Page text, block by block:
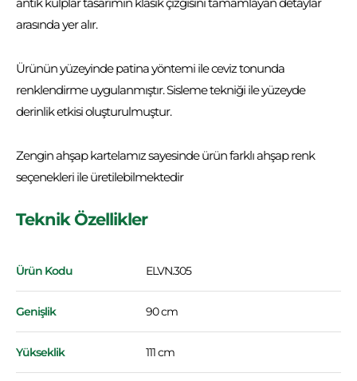
antik kulplar tasarımın klasik çizgisini tamamlayan detaylar
arasında yer alır.
Ürünün yüzeyinde patina yöntemi ile ceviz tonunda
renklendirme uygulanmıştır. Sisleme tekniği ile yüzeyde
derinlik etkisi oluşturulmuştur.
Zengin ahşap kartelamız sayesinde ürün farklı ahşap renk
seçenekleri ile üretilebilmektedir
Teknik Özellikler
Ürün Kodu ELVN.305
Genişlik 90 cm
Yükseklik 111 cm